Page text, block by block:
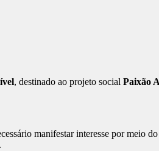
, destinado ao projeto social Paixão
manifestar interesse por meio